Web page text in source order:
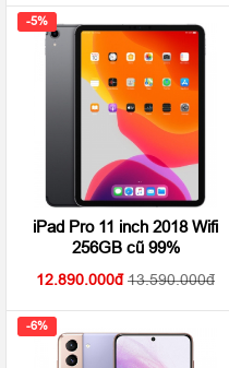
Được
5.005
-5%
iPad Pro 11 inch 2018 Wifi
256GB cũ 99%
12.890.000 13.590.000
-6%